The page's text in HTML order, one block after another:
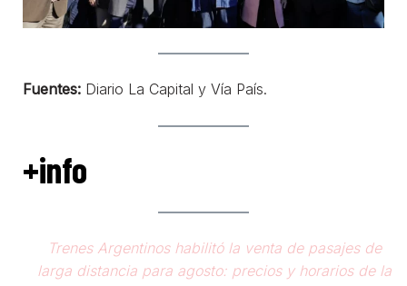
Fuentes: Diario La Capital y Vía País.
+info
Trenes Argentinos habilitó la venta de pasajes de
larga distancia para agosto: precios y horarios de la